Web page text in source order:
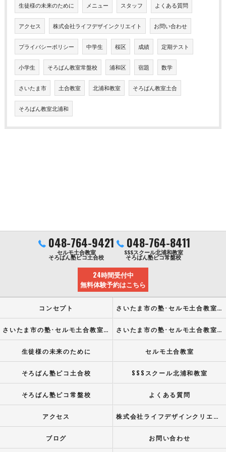
生徒様の未来のために メニュー スタッフ よくある質問
アクセス 株式会社ライフデザインクリエイト お問い合わせ
プライバシーポリシー 中学生 桜区 成績 定期テスト
小学生 そろばん教室常盤校 浦和区 宿題 数学
さいたま市 土合教室 北浦和教室 そろばん教室土合
そろばん教室北浦和
048-764-9421
セルモ土合教室
そろばん塾ピコ土合校
048-764-8411
SSSスクール北浦和教室
そろばん塾ピコ常盤校
24時間受付中
無料体験予約はこちら
コンセプト さいたま市の塾･セルモ土合教室の口コミ情報
さいたま市の塾･セルモ土合教室の評判 さいたま市の塾･セルモ土合教室のお客様の声
生徒様の未来のために セルモ土合教室
そろばん塾ピコ土合校 SSSスクール北浦和教室
そろばん塾ピコ常盤校 よくある質問
アクセス 株式会社ライフデザインクリエイト
ブログ お問い合わせ